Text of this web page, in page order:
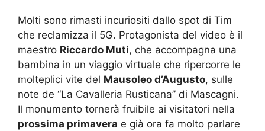
Molti sono rimasti incuriositi dallo spot di Tim
che reclamizza il 5G. Protagonista del video è il
maestro Riccardo Muti, che accompagna una
bambina in un viaggio virtuale che ripercorre le
molteplici vite del Mausoleo d’Augusto, sulle
note de “La Cavalleria Rusticana” di Mascagni.
Il monumento tornerà fruibile ai visitatori nella
prossima primavera e già ora fa molto parlare